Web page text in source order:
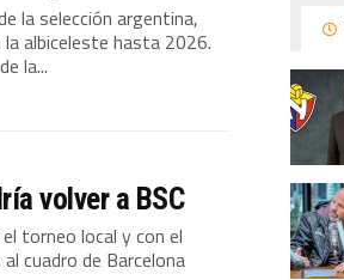
la selección argentina,
albiceleste hasta 2026.
la...
volver a BSC
torneo local y con el
cuadro de Barcelona